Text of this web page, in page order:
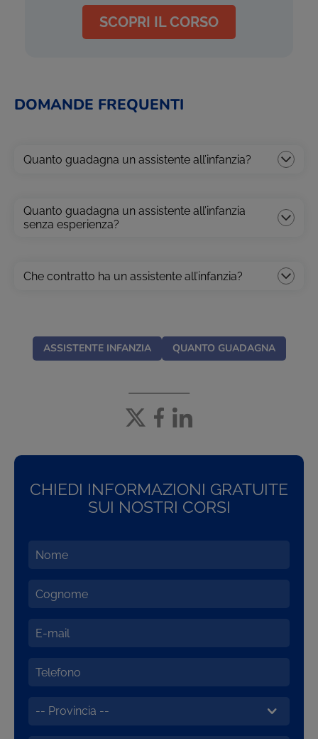
SCOPRI IL CORSO
DOMANDE FREQUENTI
Quanto guadagna un assistente all’infanzia?
Quanto guadagna un assistente all’infanzia
senza esperienza?
Che contratto ha un assistente all’infanzia?
ASSISTENTE INFANZIA QUANTO GUADAGNA
CHIEDI INFORMAZIONI GRATUITE
SUI NOSTRI CORSI